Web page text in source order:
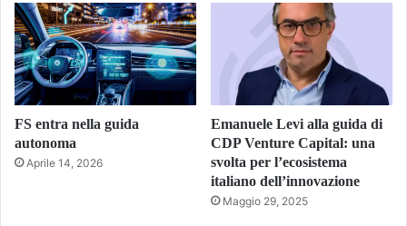
FS entra nella guida
autonoma
Aprile 14, 2026
Emanuele Levi alla guida di
CDP Venture Capital: una
svolta per l’ecosistema
italiano dell’innovazione
Maggio 29, 2025